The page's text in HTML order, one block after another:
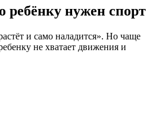
ребёнку нужен спорт
и само наладится». Но чаще
не хватает движения и